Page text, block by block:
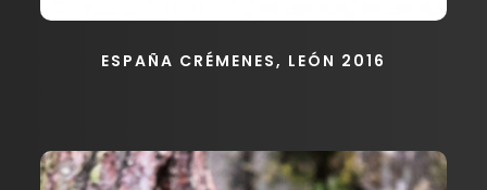
ESPAÑA CRÉMENES, LEÓN 2016